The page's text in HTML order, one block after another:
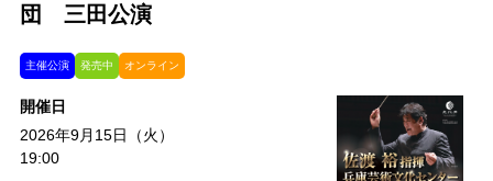
団 三田公演
主催公演 発売中 オンライン
開催日
2026年9月15日（火）
19:00